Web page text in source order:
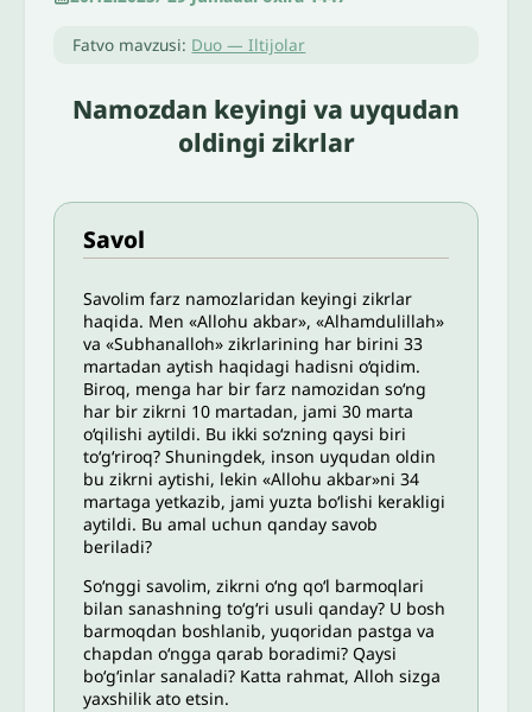
Fatvo mavzusi: Duo — Iltijolar
Namozdan keyingi va uyqudan
oldingi zikrlar
Savol
Savolim farz namozlaridan keyingi zikrlar
haqida. Men «Allohu akbar», «Alhamdulillah»
va «Subhanalloh» zikrlarining har birini 33
martadan aytish haqidagi hadisni o‘qidim.
Biroq, menga har bir farz namozidan so‘ng
har bir zikrni 10 martadan, jami 30 marta
o‘qilishi aytildi. Bu ikki so‘zning qaysi biri
to‘g‘riroq? Shuningdek, inson uyqudan oldin
bu zikrni aytishi, lekin «Allohu akbar»ni 34
martaga yetkazib, jami yuzta bo‘lishi kerakligi
aytildi. Bu amal uchun qanday savob
beriladi?
So‘nggi savolim, zikrni o‘ng qo‘l barmoqlari
bilan sanashning to‘g‘ri usuli qanday? U bosh
barmoqdan boshlanib, yuqoridan pastga va
chapdan o‘ngga qarab boradimi? Qaysi
bo‘g‘inlar sanaladi? Katta rahmat, Alloh sizga
yaxshilik ato etsin.